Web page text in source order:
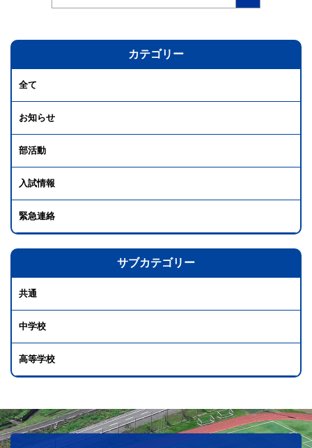
カテゴリー
全て
お知らせ
部活動
入試情報
緊急連絡
サブカテゴリー
共通
中学校
高等学校